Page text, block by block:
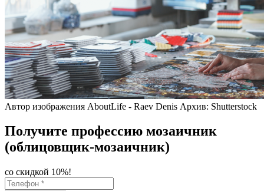
Автор изображения AboutLife - Raev Denis Архив: Shutterstock
Получите профессию мозаичник
(облицовщик-мозаичник)
со скидкой 10%!